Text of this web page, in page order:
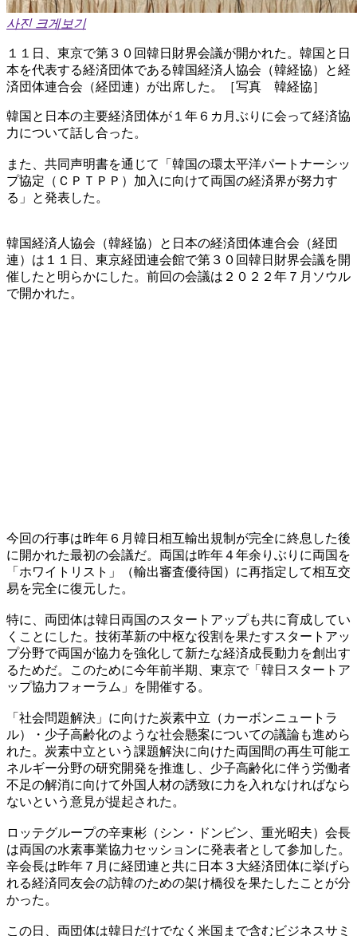
사진 크게보기
１１日、東京で第３０回韓日財界会議が開かれた。韓国と日
本を代表する経済団体である韓国経済人協会（韓経協）と経
済団体連合会（経団連）が出席した。［写真 韓経協］
韓国と日本の主要経済団体が１年６カ月ぶりに会って経済協
力について話し合った。
また、共同声明書を通じて「韓国の環太平洋パートナーシッ
プ協定（ＣＰＴＰＰ）加入に向けて両国の経済界が努力す
る」と発表した。
韓国経済人協会（韓経協）と日本の経済団体連合会（経団
連）は１１日、東京経団連会館で第３０回韓日財界会議を開
催したと明らかにした。前回の会議は２０２２年７月ソウル
で開かれた。
今回の行事は昨年６月韓日相互輸出規制が完全に終息した後
に開かれた最初の会議だ。両国は昨年４年余りぶりに両国を
「ホワイトリスト」（輸出審査優待国）に再指定して相互交
易を完全に復元した。
特に、両団体は韓日両国のスタートアップも共に育成してい
くことにした。技術革新の中枢な役割を果たすスタートアッ
プ分野で両国が協力を強化して新たな経済成長動力を創出す
るためだ。このために今年前半期、東京で「韓日スタートア
ップ協力フォーラム」を開催する。
「社会問題解決」に向けた炭素中立（カーボンニュートラ
ル）・少子高齢化のような社会懸案についての議論も進めら
れた。炭素中立という課題解決に向けた両国間の再生可能エ
ネルギー分野の研究開発を推進し、少子高齢化に伴う労働者
不足の解消に向けて外国人材の誘致に力を入れなければなら
ないという意見が提起された。
ロッテグループの辛東彬（シン・ドンビン、重光昭夫）会長
は両国の水素事業協力セッションに発表者として参加した。
辛会長は昨年７月に経団連と共に日本３大経済団体に挙げら
れる経済同友会の訪韓のための架け橋役を果たしたことが分
かった。
この日、両団体は韓日だけでなく米国まで含むビジネスサミ